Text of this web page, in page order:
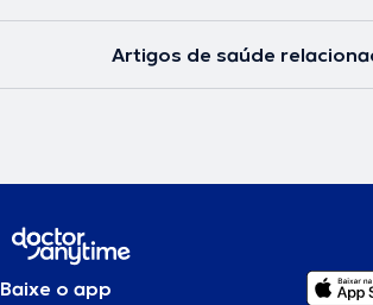
Artigos de saúde
Baixe o app